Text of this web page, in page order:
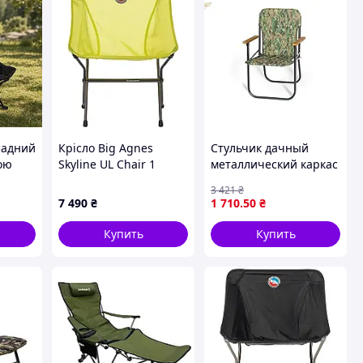
Крісло Big Agnes
Skyline UL Chair 1
7 490 ₴
Купить
Стульчик дачный
металлический каркас
природе с
камуфляжным
покрытием 3 2 кг
1 710.50 ₴
3 421₴
Купить